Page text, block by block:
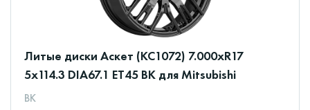
Литые диски Аскет (КС1072) 7.000xR17
5x114.3 DIA67.1 ET45 BK для Mitsubishi
BK